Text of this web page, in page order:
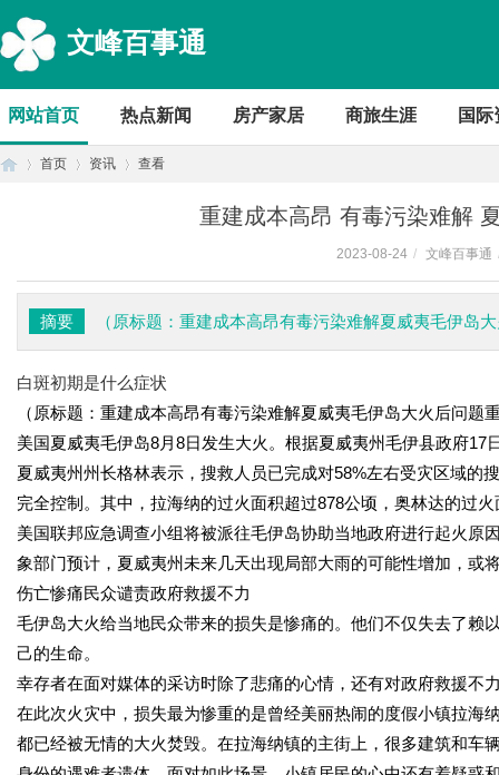
文峰百事通
网站首页 热点新闻 房产家居 商旅生涯 国际
首页 资讯 查看
重建成本高昂 有毒污染难解
2023-08-24 / 文峰百事通
摘要 （原标题：重建成本高昂有毒污染难解夏威夷毛伊岛
白斑初期是什么症状
（原标题：重建成本高昂有毒污染难解夏威夷毛伊岛大火后问题
美国夏威夷毛伊岛8月8日发生大火。根据夏威夷州毛伊县政府
夏威夷州州长格林表示，搜救人员已完成对58%左右受灾区域的
完全控制。其中，拉海纳的过火面积超过878公顷，奥林达的过
美国联邦应急调查小组将被派往毛伊岛协助当地政府进行起火原
象部门预计，夏威夷州未来几天出现局部大雨的可能性增加，或
伤亡惨痛民众谴责政府救援不力
毛伊岛大火给当地民众带来的损失是惨痛的。他们不仅失去了赖
己的生命。
幸存者在面对媒体的采访时除了悲痛的心情，还有对政府救援不
在此次火灾中，损失最为惨重的是曾经美丽热闹的度假小镇拉海
都已经被无情的大火焚毁。在拉海纳镇的主街上，很多建筑和车